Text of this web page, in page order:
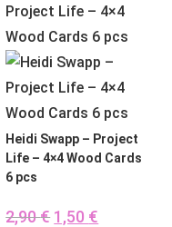
Heidi Swapp – Project
Life – 4×4 Wood Cards
6 pcs
2,90€ 1,50 €